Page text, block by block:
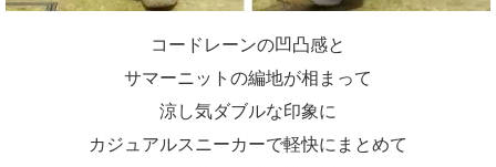
コードレーンの凹凸感と
サマーニットの編地が相まって
涼し気ダブルな印象に
カジュアルスニーカーで軽快にまとめて